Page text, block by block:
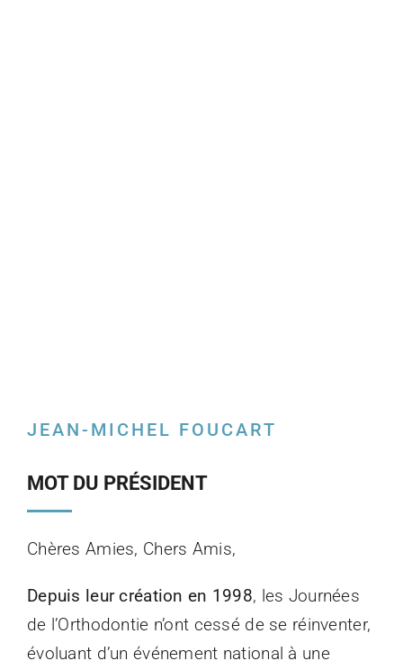
JEAN-MICHEL FOUCART
MOT DU PRÉSIDENT
Chères Amies, Chers Amis,
Depuis leur création en 1998, les Journées
de l’Orthodontie n’ont cessé de se réinventer,
évoluant d’un événement national à une